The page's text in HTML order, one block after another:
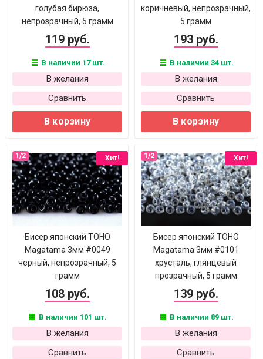
голубая бирюза,
непрозрачный, 5 грамм
119 руб.
В наличии 17 шт.
В желания
Сравнить
В корзину
коричневый, непрозрачный,
5 грамм
193 руб.
В наличии 34 шт.
В желания
Сравнить
В корзину
Хит!
Бисер японский TOHO
Magatama 3мм #0049
черный, непрозрачный, 5
грамм
108 руб.
В наличии 101 шт.
В желания
Сравнить
Хит!
Бисер японский TOHO
Magatama 3мм #0101
хрусталь, глянцевый
прозрачный, 5 грамм
139 руб.
В наличии 89 шт.
В желания
Сравнить